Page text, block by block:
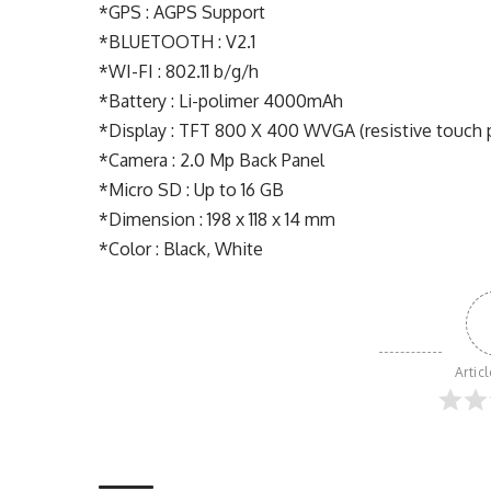
*GPS : AGPS Support
*BLUETOOTH : V2.1
*WI-FI : 802.11 b/g/h
*Battery : Li-polimer 4000mAh
*Display : TFT 800 X 400 WVGA (resistive touch
*Camera : 2.0 Mp Back Panel
*Micro SD : Up to 16 GB
*Dimension : 198 x 118 x 14 mm
*Color : Black, White